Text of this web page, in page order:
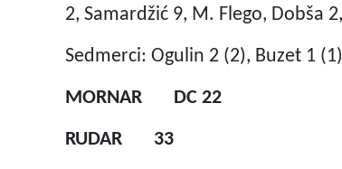
2, Samardžić 9, M. Flego, Dobša
Sedmerci: Ogulin 2 (2), Buzet 1
MORNAR DC 22
RUDAR 33